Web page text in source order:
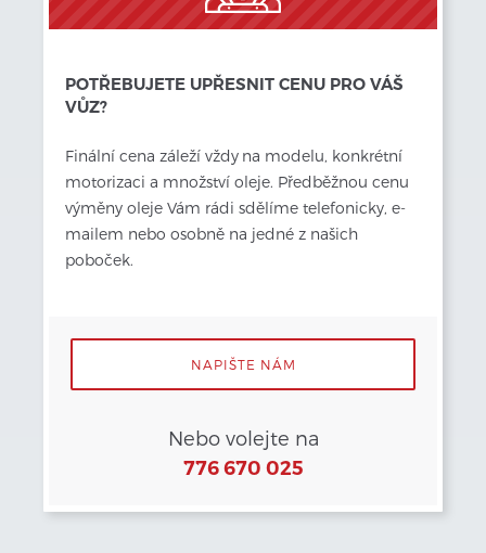
POTŘEBUJETE UPŘESNIT CENU PRO VÁŠ
VŮZ?
Finální cena záleží vždy na modelu, konkrétní
motorizaci a množství oleje. Předběžnou cenu
výměny oleje Vám rádi sdělíme telefonicky, e-
mailem nebo osobně na jedné z našich
poboček.
NAPIŠTE NÁM
Nebo volejte na
776 670 025